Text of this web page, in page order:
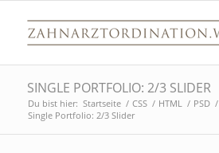
SINGLE PORTFOLIO: 2/3 SLIDER
Du bist hier: Startseite / CSS / HTML / PSD /
Single Portfolio: 2/3 Slider